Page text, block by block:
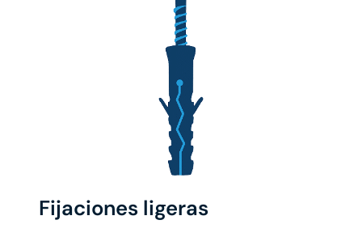
Fijaciones ligeras